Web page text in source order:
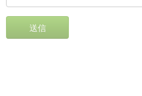
送信